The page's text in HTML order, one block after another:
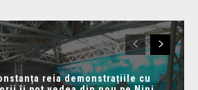
reia demonstrațiile cu